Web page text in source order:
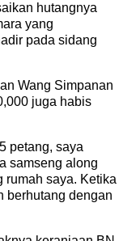
hutangnya
yang
pada sidang
Wang Simpanan
juga habis
petang, saya
samseng along
rumah saya. Ketika
berhutang dengan